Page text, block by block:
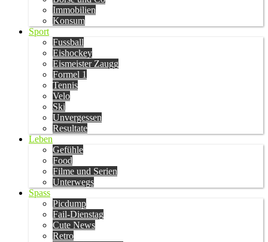
Immobilien
Konsum
Sport
Fussball
Eishockey
Eismeister Zaugg
Formel 1
Tennis
Velo
Ski
Unvergessen
Resultate
Leben
Gefühle
Food
Filme und Serien
Unterwegs
Spass
Picdump
Fail-Dienstag
Cute News
Retro